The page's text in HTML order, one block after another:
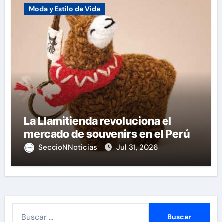
Moda y Estilo de Vida
La Llamitienda revoluciona el
mercado de souvenirs en el Perú
SeccioNNoticias Jul 31, 2026